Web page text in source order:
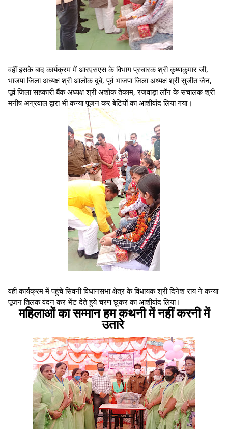
वहीं इसके बाद कार्यक्रम में आरएसएस के विभाग प्रचारक श्री कृष्णकुमार जी,
भाजपा जिला अध्यक्ष श्री आलोक दुबे, पूर्व भाजपा जिला अध्यक्ष श्री सुजीत जैन,
पूर्व जिला सहकारी बैंक अध्यक्ष श्री अशोक तेकाम, रजवाड़ा लॉन के संचालक श्री
मनीष अग्रवाल द्वारा भी कन्या पूजन कर बेटियों का आशीर्वाद लिया गया।
वहीं कार्यक्रम में पहुंचे सिवनी विधानसभा क्षेत्र के विधायक श्री दिनेश राय ने कन्या
पूजन तिलक वंदन कर भेंट देते हुये चरण छूकर का आशीर्वाद लिया।
महिलाओं का सम्मान हम कथनी में नहीं करनी में
उतारे